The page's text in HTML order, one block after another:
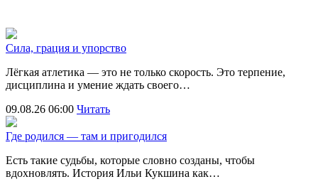
Сила, грация и упорство
Лёгкая атлетика — это не только скорость. Это терпение,
дисциплина и умение ждать своего…
09.08.26 06:00 Читать
Где родился — там и пригодился
Есть такие судьбы, которые словно созданы, чтобы
вдохновлять. История Ильи Кукшина как…